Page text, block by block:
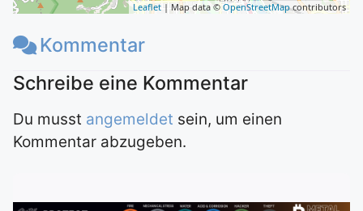
Leaflet| Map data ©OpenStreetMapcontributors
Kommentar
Du musst angemeldet sein, um einen
Kommentar abzugeben.